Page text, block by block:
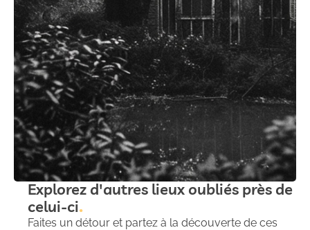
Explorez d'autres lieux oubliés près de
celui-ci
Faites un détour et partez à la découverte de ces